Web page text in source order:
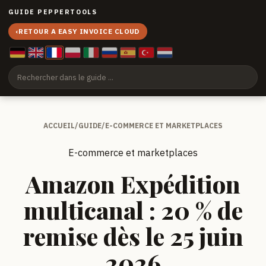
GUIDE PEPPERTOOLS
‹RETOUR A EASY INVOICE CLOUD
ACCUEIL/GUIDE/E-COMMERCE ET MARKETPLACES
E-commerce et marketplaces
Amazon Expédition
multicanal : 20 % de
remise dès le 25 juin